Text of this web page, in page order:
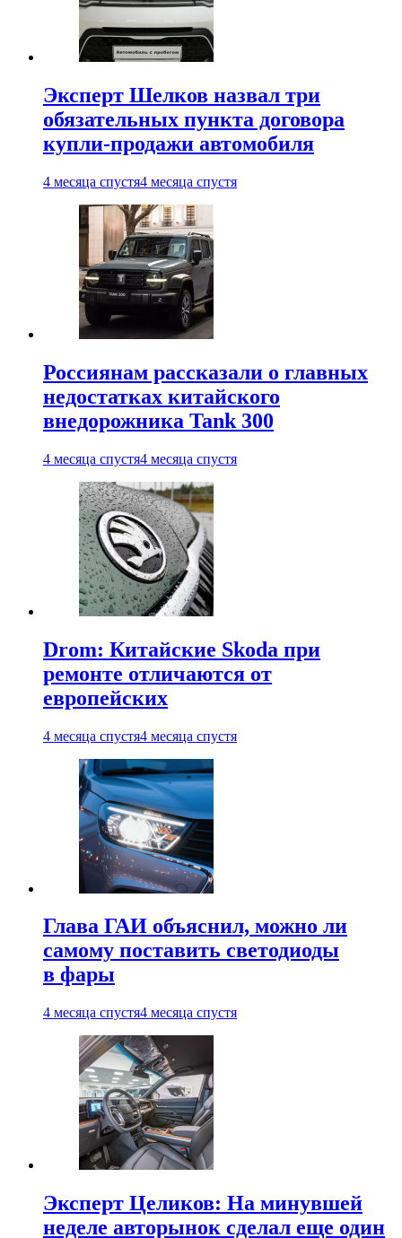
Эксперт Шелков назвал три
обязательных пункта договора
купли-продажи автомобиля
4 месяца спустя4 месяца спустя
Россиянам рассказали о главных
недостатках китайского
внедорожника Tank 300
4 месяца спустя4 месяца спустя
Drom: Китайские Skoda при
ремонте отличаются от
европейских
4 месяца спустя4 месяца спустя
Глава ГАИ объяснил, можно ли
самому поставить светодиоды
в фары
4 месяца спустя4 месяца спустя
Эксперт Целиков: На минувшей
неделе авторынок сделал еще один